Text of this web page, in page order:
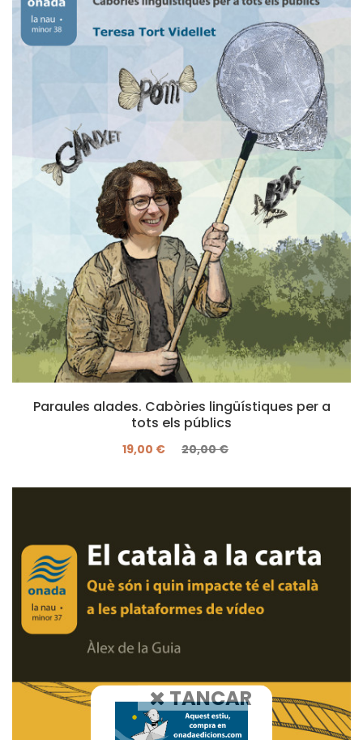
Paraules alades. Cabòries lingüístiques per a
tots els públics
19,00 € 20,00 €
TANCAR